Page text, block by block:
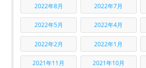
2022年8月 2022年7月
2022年5月 2022年4月
2022年2月 2022年1月
2021年11月 2021年10月